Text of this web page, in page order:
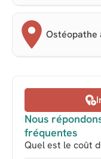
Ostéopathe
Nous
fréquentes
Quel est le coût